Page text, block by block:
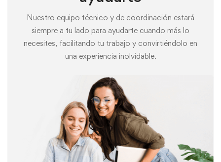
Nuestro equipo técnico y de coordinación estará
siempre a tu lado para ayudarte cuando más lo
necesites, facilitando tu trabajo y convirtiéndolo en
una experiencia inolvidable.